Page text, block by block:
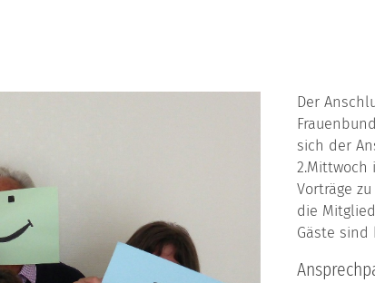
Der
sich der
2.Mittwoch
Vorträge
die
Gäste sind